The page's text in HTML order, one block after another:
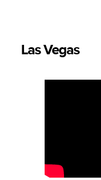
Las Vegas